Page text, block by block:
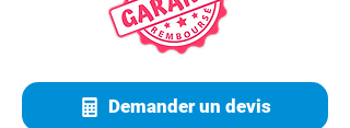
Demander un devis